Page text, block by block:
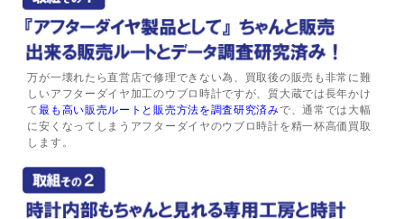
万が一壊れたら直営店で修理できない為、買取後の販売も非常に難
しいアフターダイヤ加工のウブロ時計ですが、質大蔵では長年かけ
て最も高い販売ルートと販売方法を調査研究済みで、通常では大幅
に安くなってしまうアフターダイヤのウブロ時計を精一杯高価買取
します。